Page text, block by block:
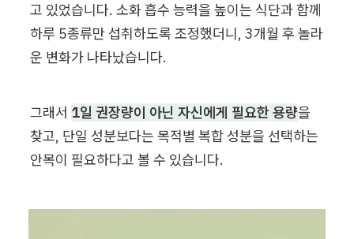
고 있었습니다. 소화 흡수 능력을 높이는 식단과 함께
하루 5종류만 섭취하도록 조정했더니, 3개월 후 놀라
운 변화가 나타났습니다.
그래서 1일 권장량이 아닌 자신에게 필요한 용량을
찾고, 단일 성분보다는 목적별 복합 성분을 선택하는
안목이 필요하다고 볼 수 있습니다.